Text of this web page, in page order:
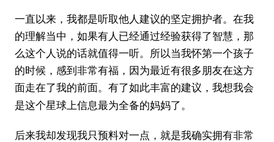
一直以来，我都是听取他人建议的坚定拥护者。在我
的理解当中，如果有人已经通过经验获得了智慧，那
么这个人说的话就值得一听。所以当我怀第一个孩子
的时候，感到非常有福，因为最近有很多朋友在这方
面走在了我的前面。 有了如此丰富的建议，我想我会
是这个星球上信息最为全备的妈妈了。
后来我却发现我只预料对一点，就是我确实拥有非常